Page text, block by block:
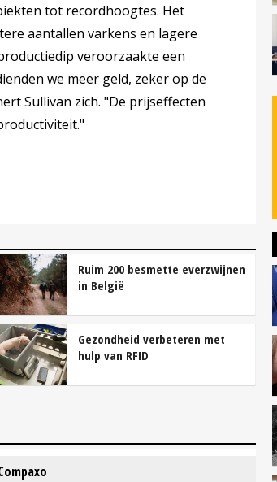
tot recordhoogtes. Het
aantallen varkens en lagere
veroorzaakte een
we meer geld, zeker op de
Sullivan zich. "De prijseffecten
Ruim 200 besmette everzwijnen
in België
Gezondheid verbeteren met
hulp van RFID